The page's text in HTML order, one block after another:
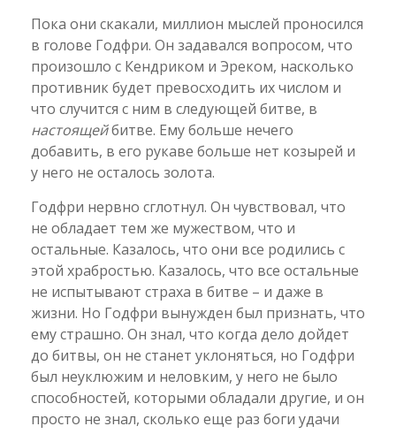
Пока они скакали, миллион мыслей проносился
в голове Годфри. Он задавался вопросом, что
произошло с Кендриком и Эреком, насколько
противник будет превосходить их числом и
что случится с ним в следующей битве, в
настоящейбитве. Ему больше нечего
добавить, в его рукаве больше нет козырей и
у него не осталось золота.
Годфри нервно сглотнул. Он чувствовал, что
не обладает тем же мужеством, что и
остальные. Казалось, что они все родились с
этой храбростью. Казалось, что все остальные
не испытывают страха в битве – и даже в
жизни. Но Годфри вынужден был признать, что
ему страшно. Он знал, что когда дело дойдет
до битвы, он не станет уклоняться, но Годфри
был неуклюжим и неловким, у него не было
способностей, которыми обладали другие, и он
просто не знал, сколько еще раз боги удачи